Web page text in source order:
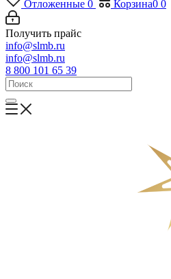
Отложенные 0 Корзина0 0
Получить прайс
info@slmb.ru
info@slmb.ru
8 800 101 65 39